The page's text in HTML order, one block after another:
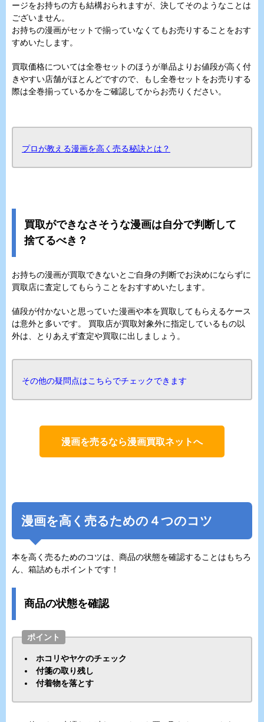
ージをお持ちの方も結構おられますが、決してそのようなことは
ございません。
お持ちの漫画がセットで揃っていなくてもお売りすることをおす
すめいたします。
買取価格については全巻セットのほうが単品よりお値段が高く付
きやすい店舗がほとんどですので、もし全巻セットをお売りする
際は全巻揃っているかをご確認してからお売りください。
プロが教える漫画を高く売る秘訣とは？
買取ができなさそうな漫画は自分で判断して
捨てるべき？
お持ちの漫画が買取できないとご自身の判断でお決めにならずに
買取店に査定してもらうことをおすすめいたします。
値段が付かないと思っていた漫画や本を買取してもらえるケース
は意外と多いです。 買取店が買取対象外に指定しているもの以
外は、とりあえず査定や買取に出しましょう。
その他の疑問点はこちらでチェックできます
漫画を売るなら漫画買取ネットへ
漫画を高く売るための４つのコツ
本を高く売るためのコツは、商品の状態を確認することはもちろ
ん、箱詰めもポイントです！
商品の状態を確認
ポイント
ホコリやヤケのチェック
付箋の取り残し
付着物を落とす